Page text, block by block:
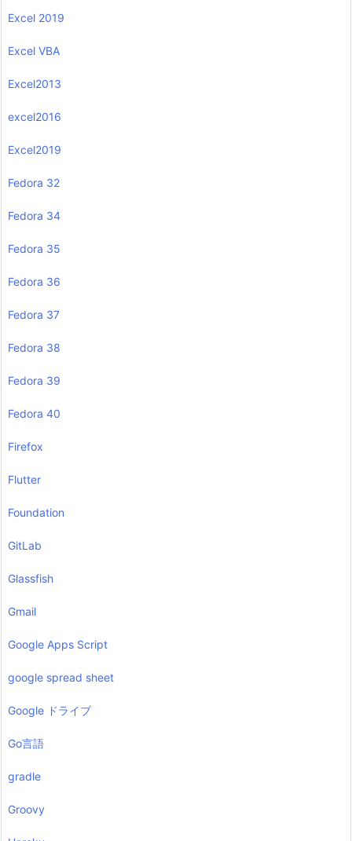
Excel 2019
Excel VBA
Excel2013
excel2016
Excel2019
Fedora 32
Fedora 34
Fedora 35
Fedora 36
Fedora 37
Fedora 38
Fedora 39
Fedora 40
Firefox
Flutter
Foundation
GitLab
Glassfish
Gmail
Google Apps Script
google spread sheet
Google ドライブ
Go言語
gradle
Groovy